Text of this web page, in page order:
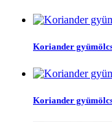
Koriander
Koriander